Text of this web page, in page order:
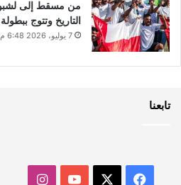
من مسقط إلى
التاريخ وتتوج ببطولة
7 يوليو، 2026 6:48 م
تابعنا
فيسبوك ‫YouTube